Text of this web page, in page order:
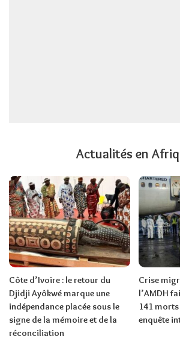
Actualités en
Côte d’Ivoire : le retour du
Djidji Ayôkwé marque une
indépendance placée sous le
signe de la mémoire et de la
réconciliation
Crise
l’AMDH
141
enquête